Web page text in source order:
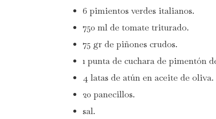
6 pimientos verdes italianos.
750 ml de tomate triturado.
75 gr de piñones crudos.
1 punta de cuchara de pimentón
4 latas de atún en aceite de oliva.
20 panecillos.
sal.